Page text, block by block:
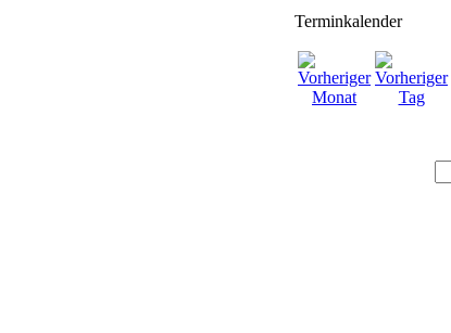
Terminkalender